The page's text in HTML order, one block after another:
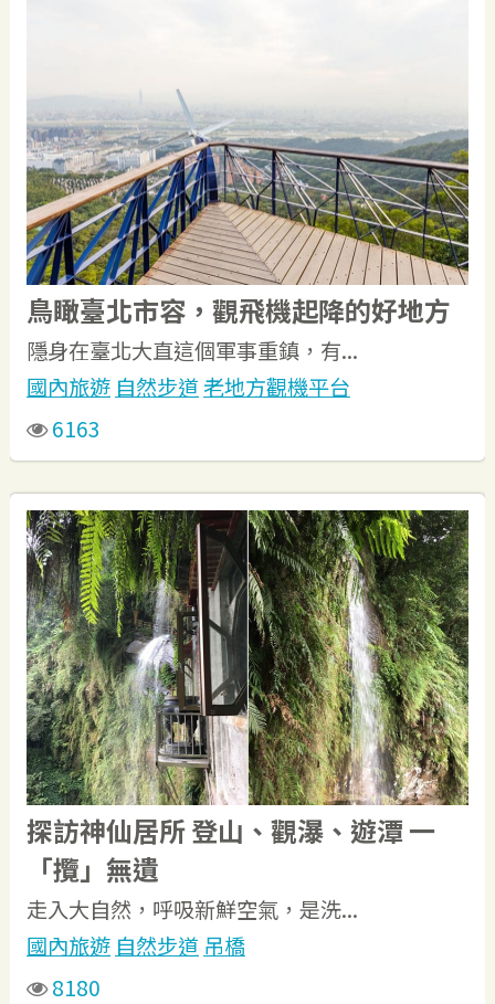
鳥瞰臺北市容，觀飛機起降的好地方
隱身在臺北大直這個軍事重鎮，有...
國內旅遊 自然步道老地方觀機平台
6163
探訪神仙居所 登山、觀瀑、遊潭 一
「攬」無遺
走入大自然，呼吸新鮮空氣，是洗...
國內旅遊 自然步道 吊橋
8180